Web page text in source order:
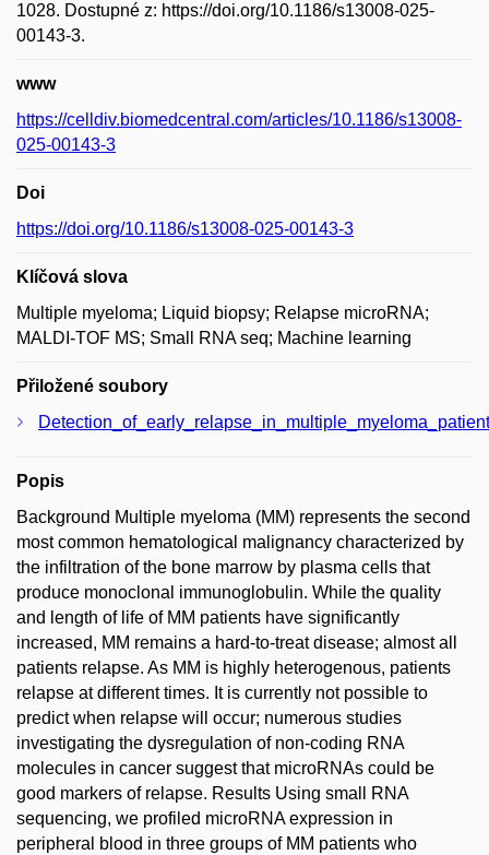
1028. Dostupné z: https://doi.org/10.1186/s13008-025-
00143-3.
www
https://celldiv.biomedcentral.com/articles/10.1186/s13008-
025-00143-3
Doi
https://doi.org/10.1186/s13008-025-00143-3
Klíčová slova
Multiple myeloma; Liquid biopsy; Relapse microRNA;
MALDI-TOF MS; Small RNA seq; Machine learning
Přiložené soubory
Popis
Background Multiple myeloma (MM) represents the second
most common hematological malignancy characterized by
the infiltration of the bone marrow by plasma cells that
produce monoclonal immunoglobulin. While the quality
and length of life of MM patients have significantly
increased, MM remains a hard-to-treat disease; almost all
patients relapse. As MM is highly heterogenous, patients
relapse at different times. It is currently not possible to
predict when relapse will occur; numerous studies
investigating the dysregulation of non-coding RNA
molecules in cancer suggest that microRNAs could be
good markers of relapse. Results Using small RNA
sequencing, we profiled microRNA expression in
peripheral blood in three groups of MM patients who